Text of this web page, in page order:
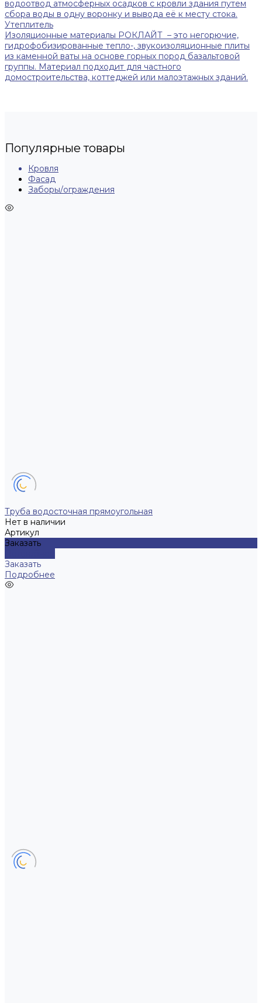
водоотвод атмосферных осадков с кровли здания путем
сбора воды в одну воронку и вывода её к месту стока.
Утеплитель
Изоляционные материалы РОКЛАЙТ – это негорючие,
гидрофобизированные тепло-, звукоизоляционные плиты
из каменной ваты на основе горных пород базальтовой
группы. Материал подходит для частного
домостроительства, коттеджей или малоэтажных зданий.
Популярные товары
Кровля
Фасад
Заборы/ограждения
Труба водосточная прямоугольная
Нет в наличии
Артикул
Заказать
Заказать
Подробнее